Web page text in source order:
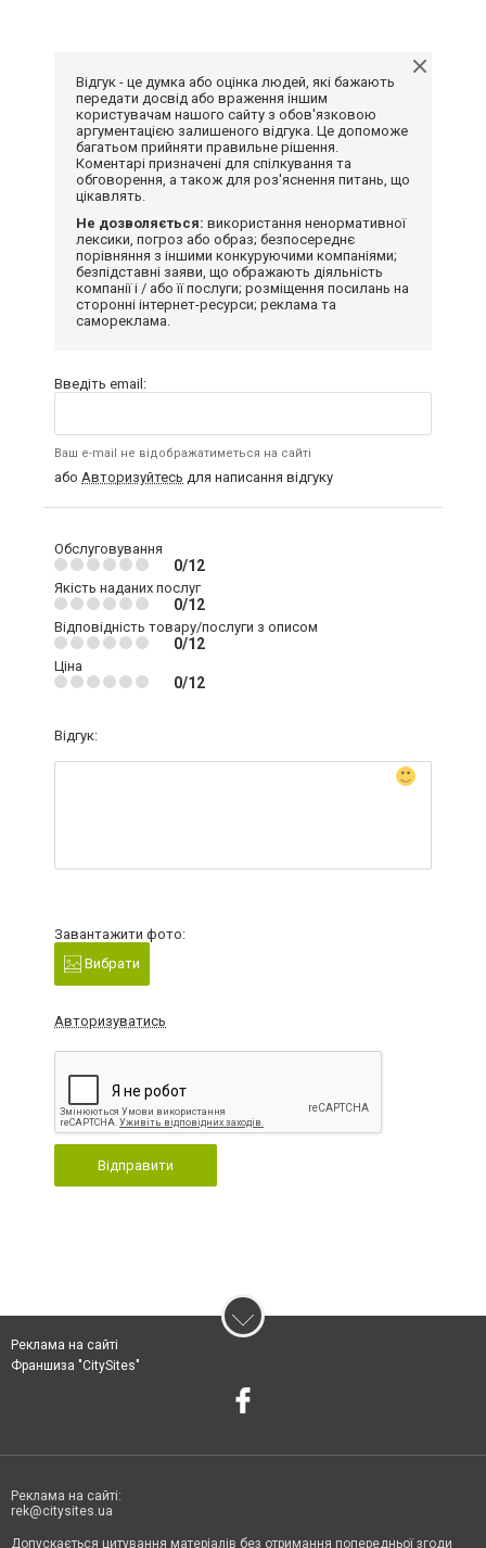
Відгук - це думка або оцінка людей, які бажають
передати досвід або враження іншим
користувачам нашого сайту з обов'язковою
аргументацією залишеного відгука. Це допоможе
багатьом прийняти правильне рішення.
Коментарі призначені для спілкування та
обговорення, а також для роз'яснення питань, що
цікавлять.
Не дозволяється: використання ненормативної
лексики, погроз або образ; безпосереднє
порівняння з іншими конкуруючими компаніями;
безпідставні заяви, що ображають діяльність
компанії і / або її послуги; розміщення посилань на
сторонні інтернет-ресурси; реклама та
самореклама.
Введіть email:
Ваш e-mail не відображатиметься на сайті
або Авторизуйтесь для написання відгуку
Обслуговування
0/12
Якість наданих послуг
0/12
Відповідність товару/послуги з описом
0/12
Ціна
0/12
Відгук:
Завантажити фото:
Вибрати
Авторизуватись
Відправити
Реклама на сайті
Франшиза "CitySites"
Реклама на сайті:
rek@citysites.ua
Допускається цитування матеріалів без отримання попередньої згоди